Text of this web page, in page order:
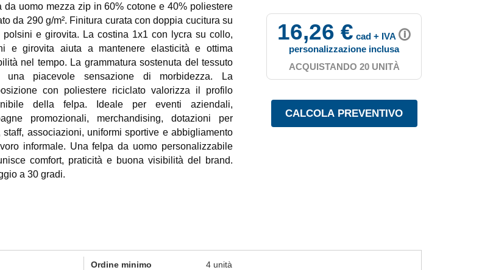
da uomo mezza zip in 60% cotone e 40% poliestere
da 290 g/m². Finitura curata con doppia cucitura su
polsini e girovita. La costina 1x1 con lycra su collo,
e girovita aiuta a mantenere elasticità e ottima
nel tempo. La grammatura sostenuta del tessuto
una piacevole sensazione di morbidezza. La
con poliestere riciclato valorizza il profilo
della felpa. Ideale per eventi aziendali,
promozionali, merchandising, dotazioni per
staff, associazioni, uniformi sportive e abbigliamento
informale. Una felpa da uomo personalizzabile
comfort, praticità e buona visibilità del brand.
a 30 gradi.
16,26 € cad + IVA 🛈
personalizzazione inclusa
ACQUISTANDO 20 UNITÀ
Ordine minimo
4 unità